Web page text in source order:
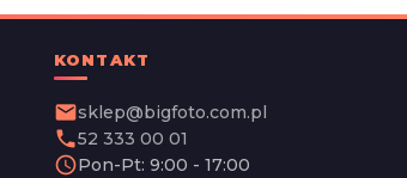
KONTAKT
emailsklep@bigfoto.com.pl
phone52 333 00 01
schedulePon-Pt: 9:00 - 17:00